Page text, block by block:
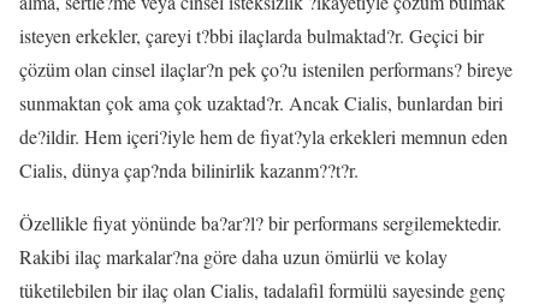
isteyen erkekler, çareyi t?bbi ilaçlarda bulmaktad?r. Geçici bir
çözüm olan cinsel ilaçlar?n pek ço?u istenilen performans? bireye
sunmaktan çok ama çok uzaktad?r. Ancak Cialis, bunlardan biri
de?ildir. Hem içeri?iyle hem de fiyat?yla erkekleri memnun eden
Cialis, dünya çap?nda bilinirlik kazanm??t?r.
Özellikle fiyat yönünde ba?ar?l? bir performans sergilemektedir.
Rakibi ilaç markalar?na göre daha uzun ömürlü ve kolay
tüketilebilen bir ilaç olan Cialis, tadalafil formülü sayesinde genç